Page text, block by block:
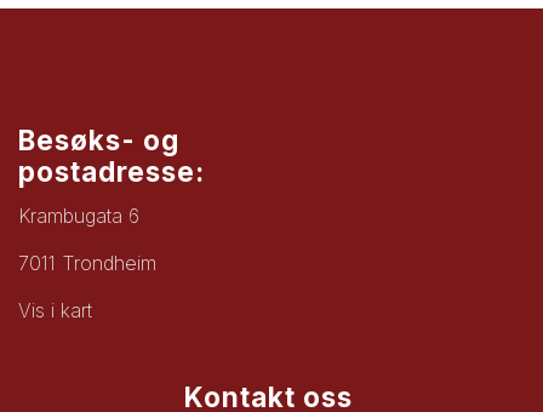
Besøks- og
postadresse:
Krambugata 6
7011 Trondheim
Vis i kart
Kontakt oss